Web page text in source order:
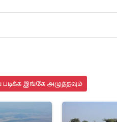
இங்கே அழுத்தவும்